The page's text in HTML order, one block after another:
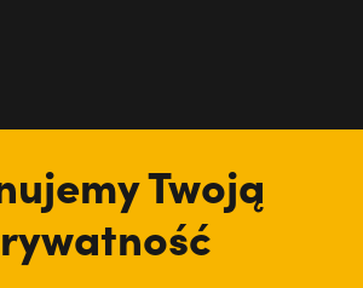
Twoją